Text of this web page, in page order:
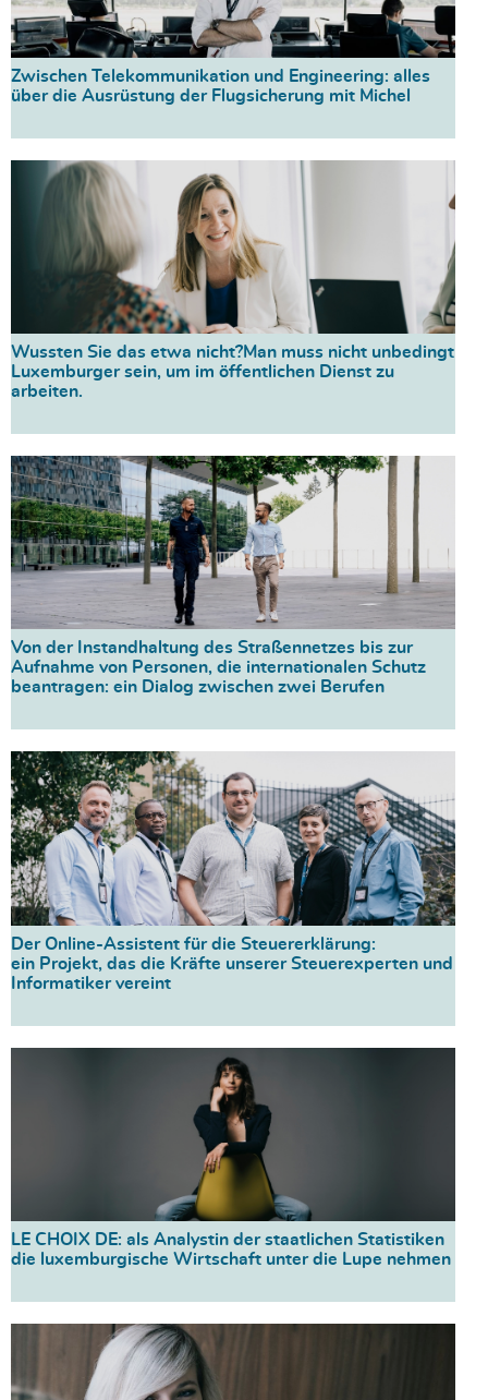
Zwischen Telekommunikation und Engineering: alles
über die Ausrüstung der Flugsicherung mit Michel
Wussten Sie das etwa nicht?Man muss nicht unbedingt
Luxemburger sein, um im öffentlichen Dienst zu
arbeiten.
Von der Instandhaltung des Straßennetzes bis zur
Aufnahme von Personen, die internationalen Schutz
beantragen: ein Dialog zwischen zwei Berufen
Der Online-Assistent für die Steuererklärung:
ein Projekt, das die Kräfte unserer Steuerexperten und
Informatiker vereint
LE CHOIX DE: als Analystin der staatlichen Statistiken
die luxemburgische Wirtschaft unter die Lupe nehmen